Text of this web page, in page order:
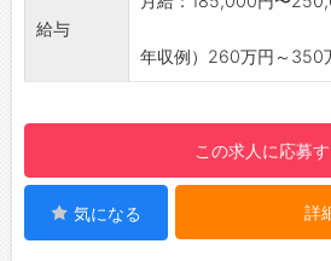
があり、経験やスキルに応じた待遇が
土日祝休みを基本としつつ、職種によ
ます。年間休日数は求人により120日〜
応募職種ごとに最新の募集要項を確認
IUターン歓迎と長野・佐久エ
本社は長野県佐久市根々井に位置し、最
取り組むことができます
業務において努力と挑
職場です。
・プラスチックに興味
クのプロを目指す方に
給与
年収例）260万円～350
この求人に応募
気になる 詳